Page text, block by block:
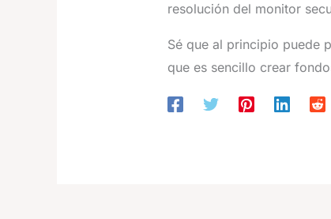
resolución del monitor
Sé que al principio puede
que es sencillo crear